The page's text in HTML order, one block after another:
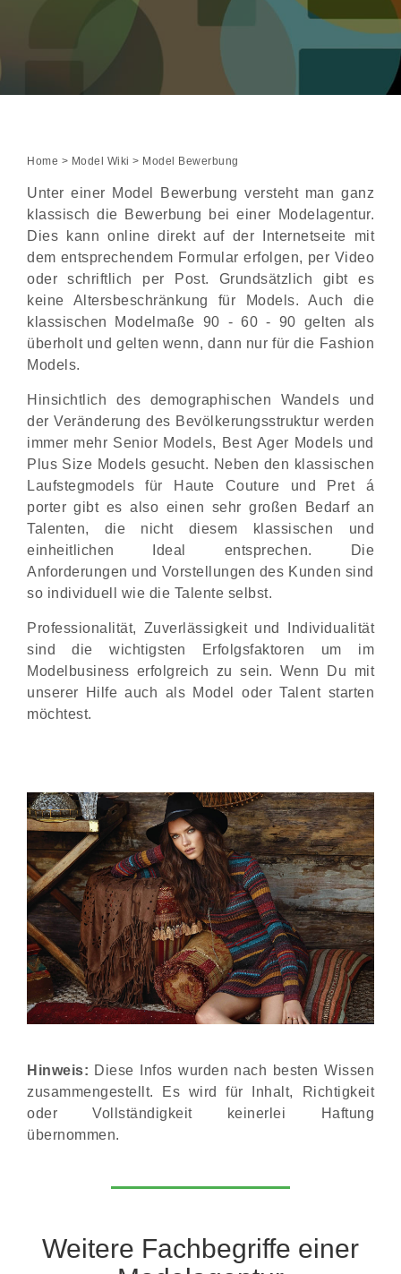
Home > Model Wiki > Model Bewerbung
Unter einer Model Bewerbung versteht man ganz
klassisch die Bewerbung bei einer Modelagentur.
Dies kann online direkt auf der Internetseite mit
dem entsprechendem Formular erfolgen, per Video
oder schriftlich per Post. Grundsätzlich gibt es
keine Altersbeschränkung für Models. Auch die
klassischen Modelmaße 90 - 60 - 90 gelten als
überholt und gelten wenn, dann nur für die Fashion
Models.
Hinsichtlich des demographischen Wandels und
der Veränderung des Bevölkerungsstruktur werden
immer mehr Senior Models, Best Ager Models und
Plus Size Models gesucht. Neben den klassischen
Laufstegmodels für Haute Couture und Pret á
porter gibt es also einen sehr großen Bedarf an
Talenten, die nicht diesem klassischen und
einheitlichen Ideal entsprechen. Die
Anforderungen und Vorstellungen des Kunden sind
so individuell wie die Talente selbst.
Professionalität, Zuverlässigkeit und Individualität
sind die wichtigsten Erfolgsfaktoren um im
Modelbusiness erfolgreich zu sein. Wenn Du mit
unserer Hilfe auch als Model oder Talent starten
möchtest.
Hinweis: Diese Infos wurden nach besten Wissen
zusammengestellt. Es wird für Inhalt, Richtigkeit
oder Vollständigkeit keinerlei Haftung
übernommen.
Weitere Fachbegriffe einer